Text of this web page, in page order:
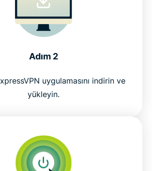
Adım 2
uygulamasını indirin ve
yükleyin.